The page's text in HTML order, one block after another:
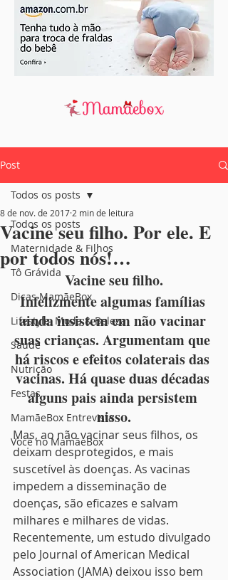
Post
Todos os posts
Maternidade & Filhos
Tô Grávida
Dicas MamãeBox
Lifestyle, Moda & Beleza
Saúde
Nutrição
Festas
MamãeBox Entrevista
Você no MamãeBox
Todos os posts
Vacine seu filho. Por ele. E
por todos nós!…
8 de nov. de 2017 2 min de leitura
Vacine seu filho.
Infelizmente algumas famílias
ainda insistem em não vacinar
suas crianças. Argumentam que
há riscos e efeitos colaterais das
vacinas. Há quase duas décadas
alguns pais ainda persistem
nisso.
Mas, ao não vacinar seus filhos, os
deixam desprotegidos, e mais
suscetível às doenças. As vacinas
impedem a disseminação de
doenças, são eficazes e salvam
milhares e milhares de vidas.
Recentemente, um estudo divulgado
pelo Journal of American Medical
Association (JAMA) deixou isso bem